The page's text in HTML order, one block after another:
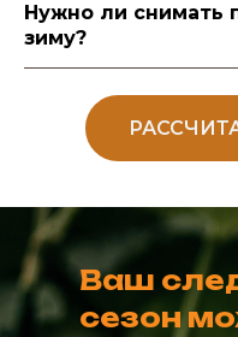
Нужно ли снимать
зиму?
Ваш
сезон